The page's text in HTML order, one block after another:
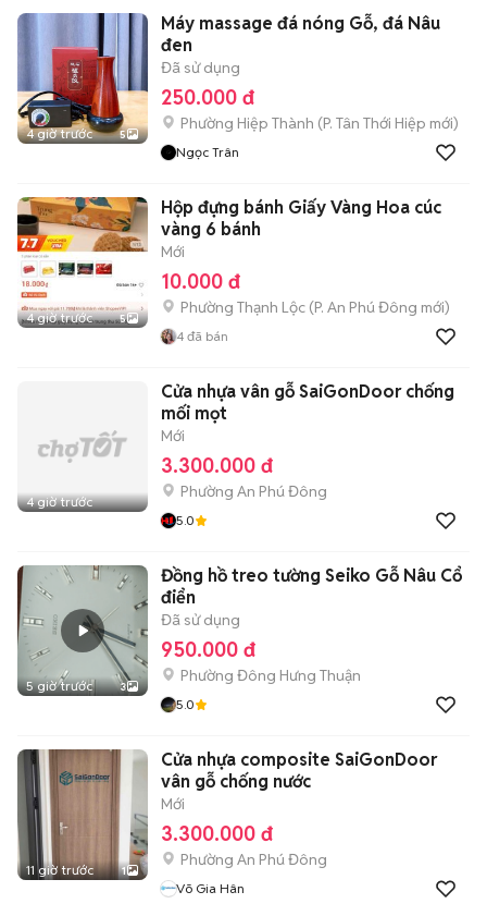
4 giờ trước 5
Máy massage đá nóng Gỗ, đá Nâu
đen
Đã sử dụng
250.000 đ
Phường Hiệp Thành (P. Tân Thới Hiệp mới)
Ngọc Trân
4 giờ trước 5
Hộp đựng bánh Giấy Vàng Hoa cúc
vàng 6 bánh
Mới
10.000 đ
Phường Thạnh Lộc (P. An Phú Đông mới)
4 đã bán
4 giờ trước
Cửa nhựa vân gỗ SaiGonDoor chống
mối mọt
Mới
3.300.000 đ
Phường An Phú Đông
5.0
5 giờ trước 3
Đồng hồ treo tường Seiko Gỗ Nâu Cổ
điển
Đã sử dụng
950.000 đ
Phường Đông Hưng Thuận
5.0
11 giờ trước 1
Cửa nhựa composite SaiGonDoor
vân gỗ chống nước
Mới
3.300.000 đ
Phường An Phú Đông
Võ Gia Hân